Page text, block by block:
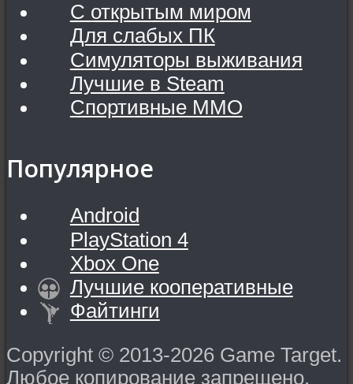
С открытым миром
Для слабых ПК
Симуляторы выживания
Лучшие в Steam
Спортивные MMO
Популярное
Android
PlayStation 4
Xbox One
Лучшие кооперативные
Файтинги
Copyright © 2013-2026 Game Target.
Любое копирование запрещено.